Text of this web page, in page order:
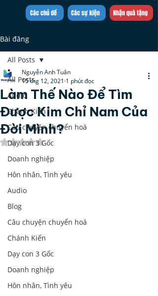
Trần Việt Quân
Các sự kiện
Các chủ đề Nhận quà tặng
Bài đăng
All Posts
Audio
Chánh Kiến
Câu chuyện chuyển hoá
Dạy con 3 Gốc
Doanh nghiệp
Hôn nhân, Tình yêu
Audio
Blog
Câu chuyện chuyển hoá
Chánh Kiến
Dạy con 3 Gốc
Doanh nghiệp
Hôn nhân, Tình yêu
All Posts
Làm Thế Nào Để Tìm
Được Kim Chỉ Nam Của
Đời Mình?
Nguyễn Anh Tuân
15 thg 12, 2021 1 phút đọc
Đã xếp hạng NaN/5 sao.